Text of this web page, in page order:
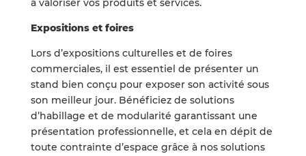
à valoriser vos produits et services.
Expositions et foires
Lors d’expositions culturelles et de foires
commerciales, il est essentiel de présenter un
stand bien conçu pour exposer son activité sous
son meilleur jour. Bénéficiez de solutions
d’habillage et de modularité garantissant une
présentation professionnelle, et cela en dépit de
toute contrainte d’espace grâce à nos solutions